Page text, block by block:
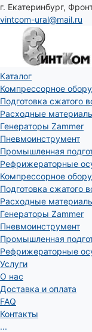
г. Екатеринбург,
vintcom-ural@mail.ru
Каталог
Компрессорное
Подготовка сжатого
Расходные
Генераторы Zammer
Пневмоинструмент
Промышленная
Рефрижераторные
Компрессорное
Подготовка сжатого
Расходные
Генераторы Zammer
Пневмоинструмент
Промышленная
Рефрижераторные
Услуги
О нас
Доставка и оплата
FAQ
Контакты
...